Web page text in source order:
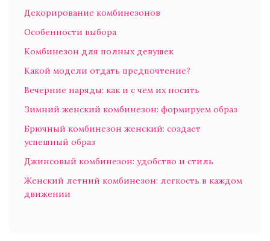
Декорирование комбинезонов
Особенности выбора
Комбинезон для полных девушек
Какой модели отдать предпочтение?
Вечерние наряды: как и с чем их носить
Зимний женский комбинезон: формируем образ
Брючный комбинезон женский: создает
успешный образ
Джинсовый комбинезон: удобство и стиль
Женский летний комбинезон: легкость в каждом
движении